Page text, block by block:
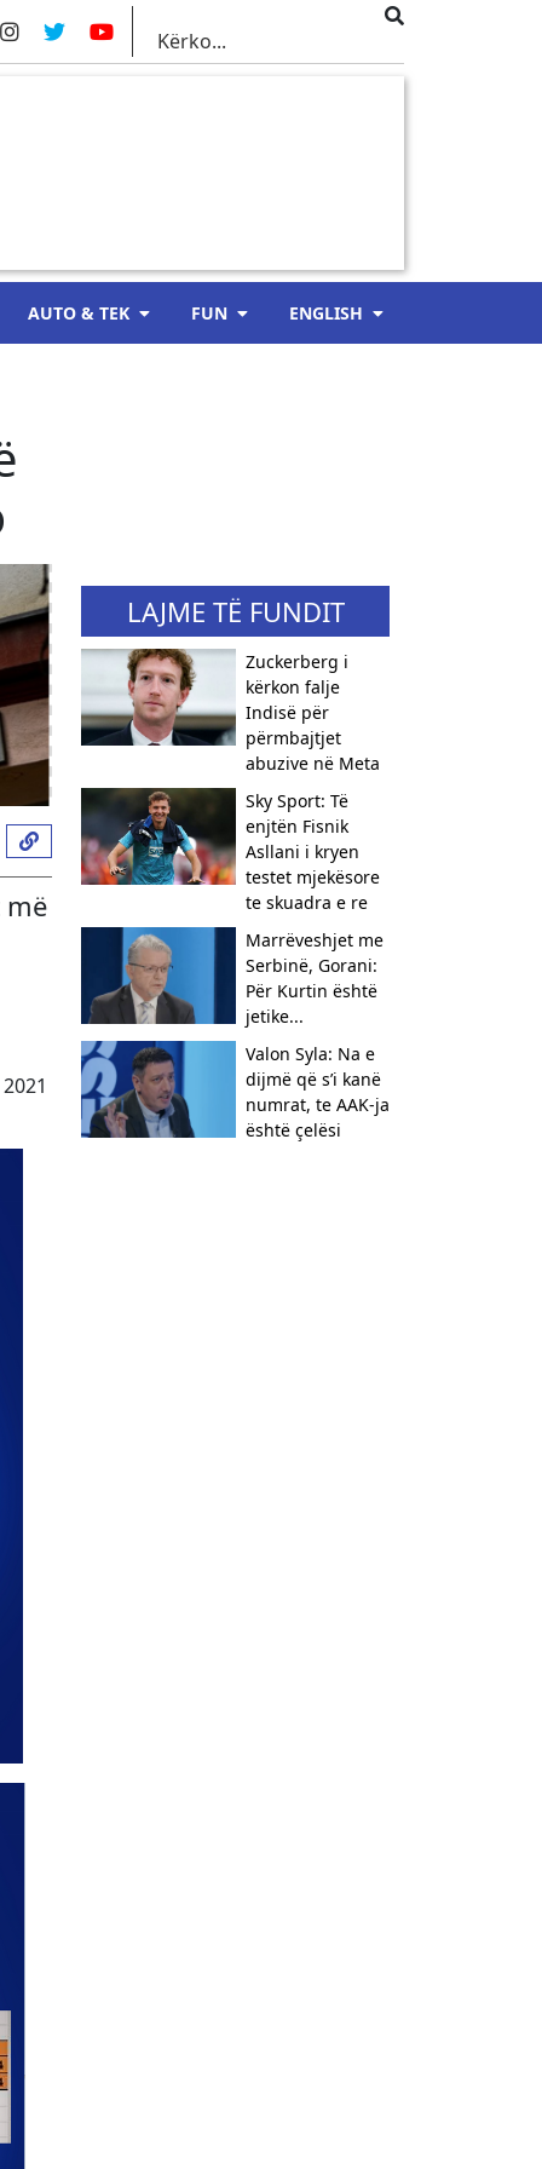
AUTO & TEK FUN ENGLISH
më
LAJME TË FUNDIT
Zuckerberg i
kërkon falje
Indisë për
përmbajtjet
abuzive në Meta
Sky Sport: Të
enjtën Fisnik
Asllani i kryen
testet mjekësore
te skuadra e re
Marrëveshjet me
Serbinë, Gorani:
Për Kurtin është
jetike...
Valon Syla: Na e
dijmë që s’i kanë
numrat, te AAK-ja
është çelësi